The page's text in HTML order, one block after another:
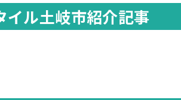
イル土岐市紹介記事